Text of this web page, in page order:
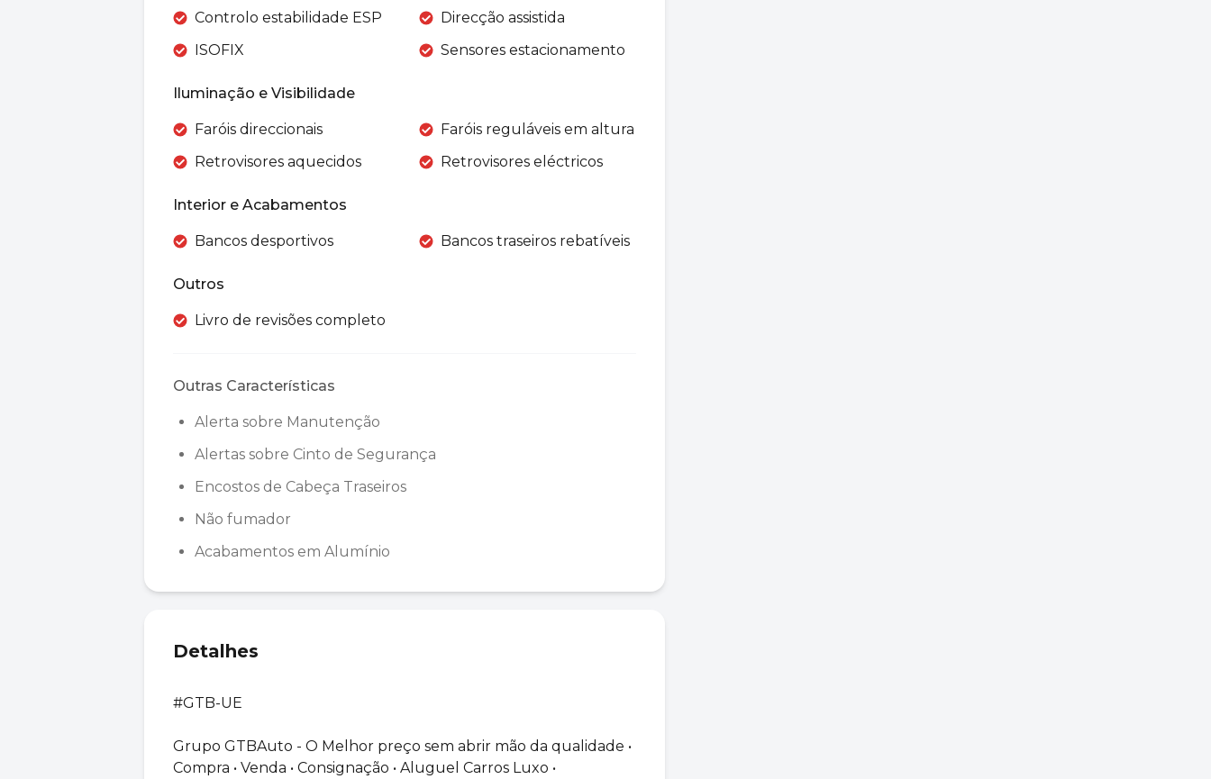
Controlo estabilidade ESP
Direcção assistida
ISOFIX
Sensores estacionamento
Iluminação e Visibilidade
Faróis direccionais
Faróis reguláveis em altura
Retrovisores aquecidos
Retrovisores eléctricos
Interior e Acabamentos
Bancos desportivos Bancos traseiros rebatíveis
Outros
Livro de revisões completo
Outras Características
Alerta sobre Manutenção
Alertas sobre Cinto de Segurança
Encostos de Cabeça Traseiros
Não fumador
Acabamentos em Alumínio
Detalhes
#GTB-UE
Grupo GTBAuto - O Melhor preço sem abrir mão da qualidade •
Compra • ⁠Venda • ⁠Consignação • ⁠Aluguel Carros Luxo •